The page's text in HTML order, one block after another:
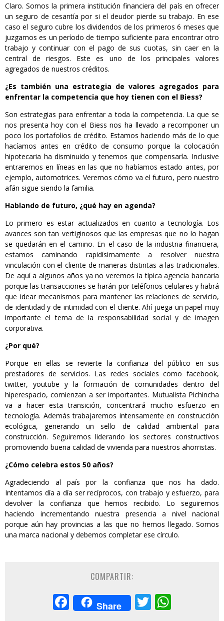
Claro. Somos la primera institución financiera del país en ofrecer
un seguro de cesantía por si el deudor pierde su trabajo. En ese
caso el seguro cubre los dividendos de los primeros 6 meses que
juzgamos es un período de tiempo suficiente para encontrar otro
trabajo y continuar con el pago de sus cuotas, sin caer en la
central de riesgos. Este es uno de los principales valores
agregados de nuestros créditos.
¿Es también una estrategia de valores agregados para
enfrentar la competencia que hoy tienen con el Biess?
Son estrategias para enfrentar a toda la competencia. La que se
nos presenta hoy con el Biess nos ha llevado a recomponer un
poco los portafolios de crédito. Estamos haciendo más de lo que
hacíamos antes en crédito de consumo porque la colocación
hipotecaria ha disminuido y tenemos que compensarla. Inclusive
entraremos en líneas en las que no habíamos estado antes, por
ejemplo, automotrices. Veremos cómo va el futuro, pero nuestro
afán sigue siendo la familia.
Hablando de futuro, ¿qué hay en agenda?
Lo primero es estar actualizados en cuanto a tecnología. Los
avances son tan vertiginosos que las empresas que no lo hagan
se quedarán en el camino. En el caso de la industria financiera,
estamos caminando rapidísimamente a resolver nuestra
vinculación con el cliente de maneras distintas a las tradicionales.
De aquí a algunos años ya no veremos la típica agencia bancaria
porque las transacciones se harán por teléfonos celulares y habrá
que idear mecanismos para mantener las relaciones de servicio,
de identidad y de intimidad con el cliente. Ahí juega un papel muy
importante el tema de la responsabilidad social y de imagen
corporativa.
¿Por qué?
Porque en ellas se revierte la confianza del público en sus
prestadores de servicios. Las redes sociales como facebook,
twitter, youtube y la formación de comunidades dentro del
hiperespacio, comienzan a ser importantes. Mutualista Pichincha
va a hacer esta transición, concentrará mucho esfuerzo en
tecnología. Además trabajaremos intensamente en construcción
ecológica, generando un sello de calidad ambiental para
construcción. Seguiremos liderando los sectores constructivos
promoviendo buena calidad de vivienda para nuestros ahorristas.
¿Cómo celebra estos 50 años?
Agradeciendo al país por la confianza que nos ha dado.
Intentamos día a día ser recíprocos, con trabajo y esfuerzo, para
devolver la confianza que hemos recibido. Lo seguiremos
haciendo incrementando nuestra presencia a nivel nacional
porque aún hay provincias a las que no hemos llegado. Somos
una marca nacional y debemos completar ese círculo.
COMPARTIR:
Facebook
Share Twitter